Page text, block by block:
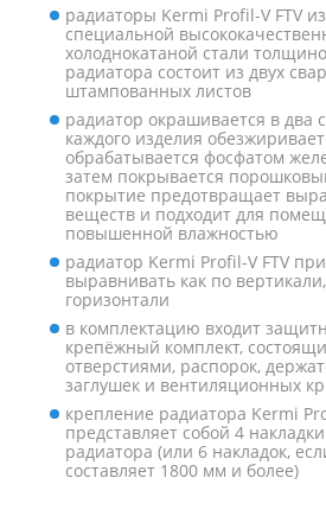
радиаторы Kermi Profil-V FTV
специальной
холоднокатаной стали
радиатора состоит из двух
штампованных листов
радиатор окрашивается в два
каждого изделия
обрабатывается фосфатом
затем покрывается
покрытие предотвращает
веществ и подходит для
повышенной влажностью
радиатор Kermi Profil-V FTV
выравнивать как по
горизонтали
в комплектацию входит
крепёжный комплект,
отверстиями, распорок,
заглушек и вентиляционных
крепление радиатора Kermi
представляет собой 4
радиатора (или 6 накладок,
составляет 1800 мм и более)